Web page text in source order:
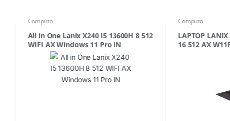
Computo
All in One Lanix X240 I5 13600H 8 512
WIFI AX Windows 11 Pro IN
Computo
LAPTOP
16 512 AX